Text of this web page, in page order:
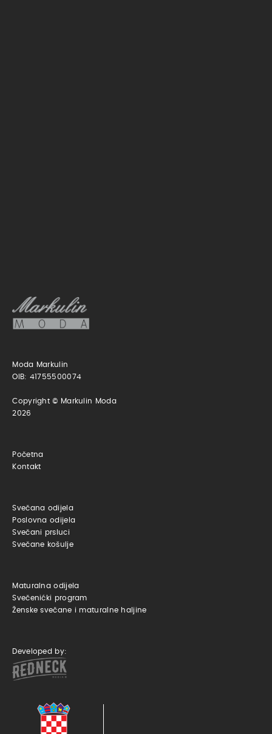
Moda Markulin
OIB: 41755500074
Copyright © Markulin Moda
2026
Početna
Kontakt
Svečana odijela
Poslovna odijela
Svečani prsluci
Svečane košulje
Maturalna odijela
Svečenićki program
Ženske svečane i maturalne haljine
Developed by: